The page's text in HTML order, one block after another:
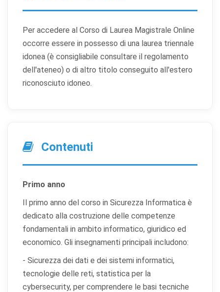
Per accedere al Corso di Laurea Magistrale Online
occorre essere in possesso di una laurea triennale
idonea (è consigliabile consultare il regolamento
dell'ateneo) o di altro titolo conseguito all'estero
riconosciuto idoneo.
Contenuti
Primo anno
Il primo anno del corso in Sicurezza Informatica è
dedicato alla costruzione delle competenze
fondamentali in ambito informatico, giuridico ed
economico. Gli insegnamenti principali includono:
- Sicurezza dei dati e dei sistemi informatici,
tecnologie delle reti, statistica per la
cybersecurity, per comprendere le basi tecniche